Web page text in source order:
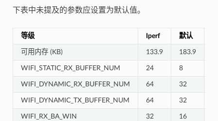
下表中未提及的参数应设置为默认值。
等级 Iperf 默认
可用内存 (KB) 133.9 183.9
WIFI_STATIC_RX_BUFFER_NUM 24 8
WIFI_DYNAMIC_RX_BUFFER_NUM 64 32
WIFI_DYNAMIC_TX_BUFFER_NUM 64 32
WIFI_RX_BA_WIN 32 16